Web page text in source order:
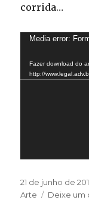
corrida…
Tocador
vídeo
Media error:
Fazer download do
http://
Publicado
em
21 de junho de
Arte
Deixe um